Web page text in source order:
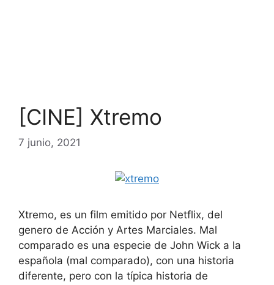
[CINE] Xtremo
7 junio, 2021
Xtremo, es un film emitido por Netflix, del
genero de Acción y Artes Marciales. Mal
comparado es una especie de John Wick a la
española (mal comparado), con una historia
diferente, pero con la típica historia de